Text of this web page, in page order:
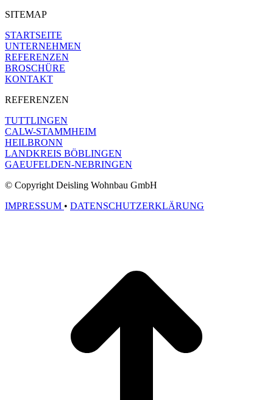
SITEMAP
STARTSEITE
UNTERNEHMEN
REFERENZEN
BROSCHÜRE
KONTAKT
REFERENZEN
TUTTLINGEN
CALW-STAMMHEIM
HEILBRONN
LANDKREIS BÖBLINGEN
GAEUFELDEN-NEBRINGEN
© Copyright Deisling Wohnbau GmbH
IMPRESSUM • DATENSCHUTZERKLÄRUNG